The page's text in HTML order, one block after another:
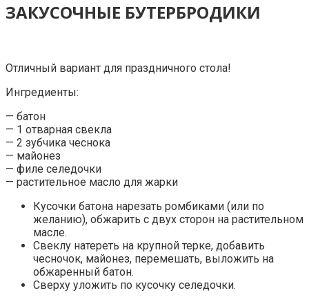
ЗАКУСОЧНЫЕ БУТЕРБРОДИКИ
Отличный вариант для праздничного стола!
Ингредиенты:
— батон
— 1 отварная свекла
— 2 зубчика чеснока
— майонез
— филе селедочки
— растительное масло для жарки
Кусочки батона нарезать ромбиками (или по
желанию), обжарить с двух сторон на растительном
масле.
Свеклу натереть на крупной терке, добавить
чесночок, майонез, перемешать, выложить на
обжаренный батон.
Сверху уложить по кусочку селедочки.